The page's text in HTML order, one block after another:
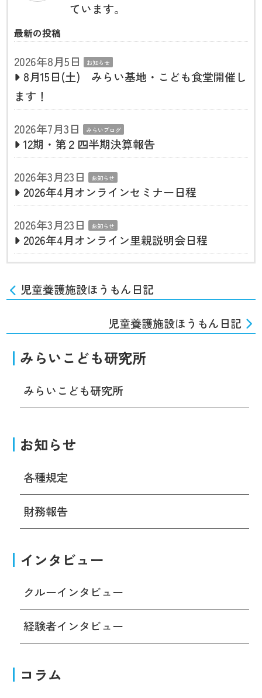
ています。
最新の投稿
2026年8月5日 お知らせ
8月15日(土) みらい基地・こども食堂開催し
ます！
2026年7月3日
みらいブログ
12期・第２四半期決算報告
2026年3月23日
お知らせ
2026年4月オンラインセミナー日程
2026年3月23日
お知らせ
2026年4月オンライン里親説明会日程
児童養護施設ほうもん日記
児童養護施設ほうもん日記
みらいこども研究所
みらいこども研究所
お知らせ
各種規定
財務報告
インタビュー
クルーインタビュー
経験者インタビュー
コラム